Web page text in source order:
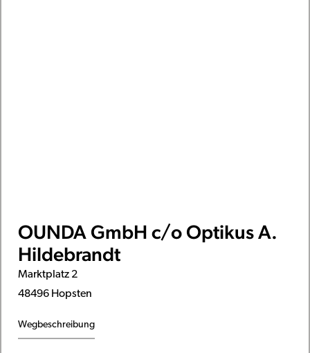
OUNDA GmbH c/o Optikus A.
Hildebrandt
Marktplatz 2
48496 Hopsten
Wegbeschreibung